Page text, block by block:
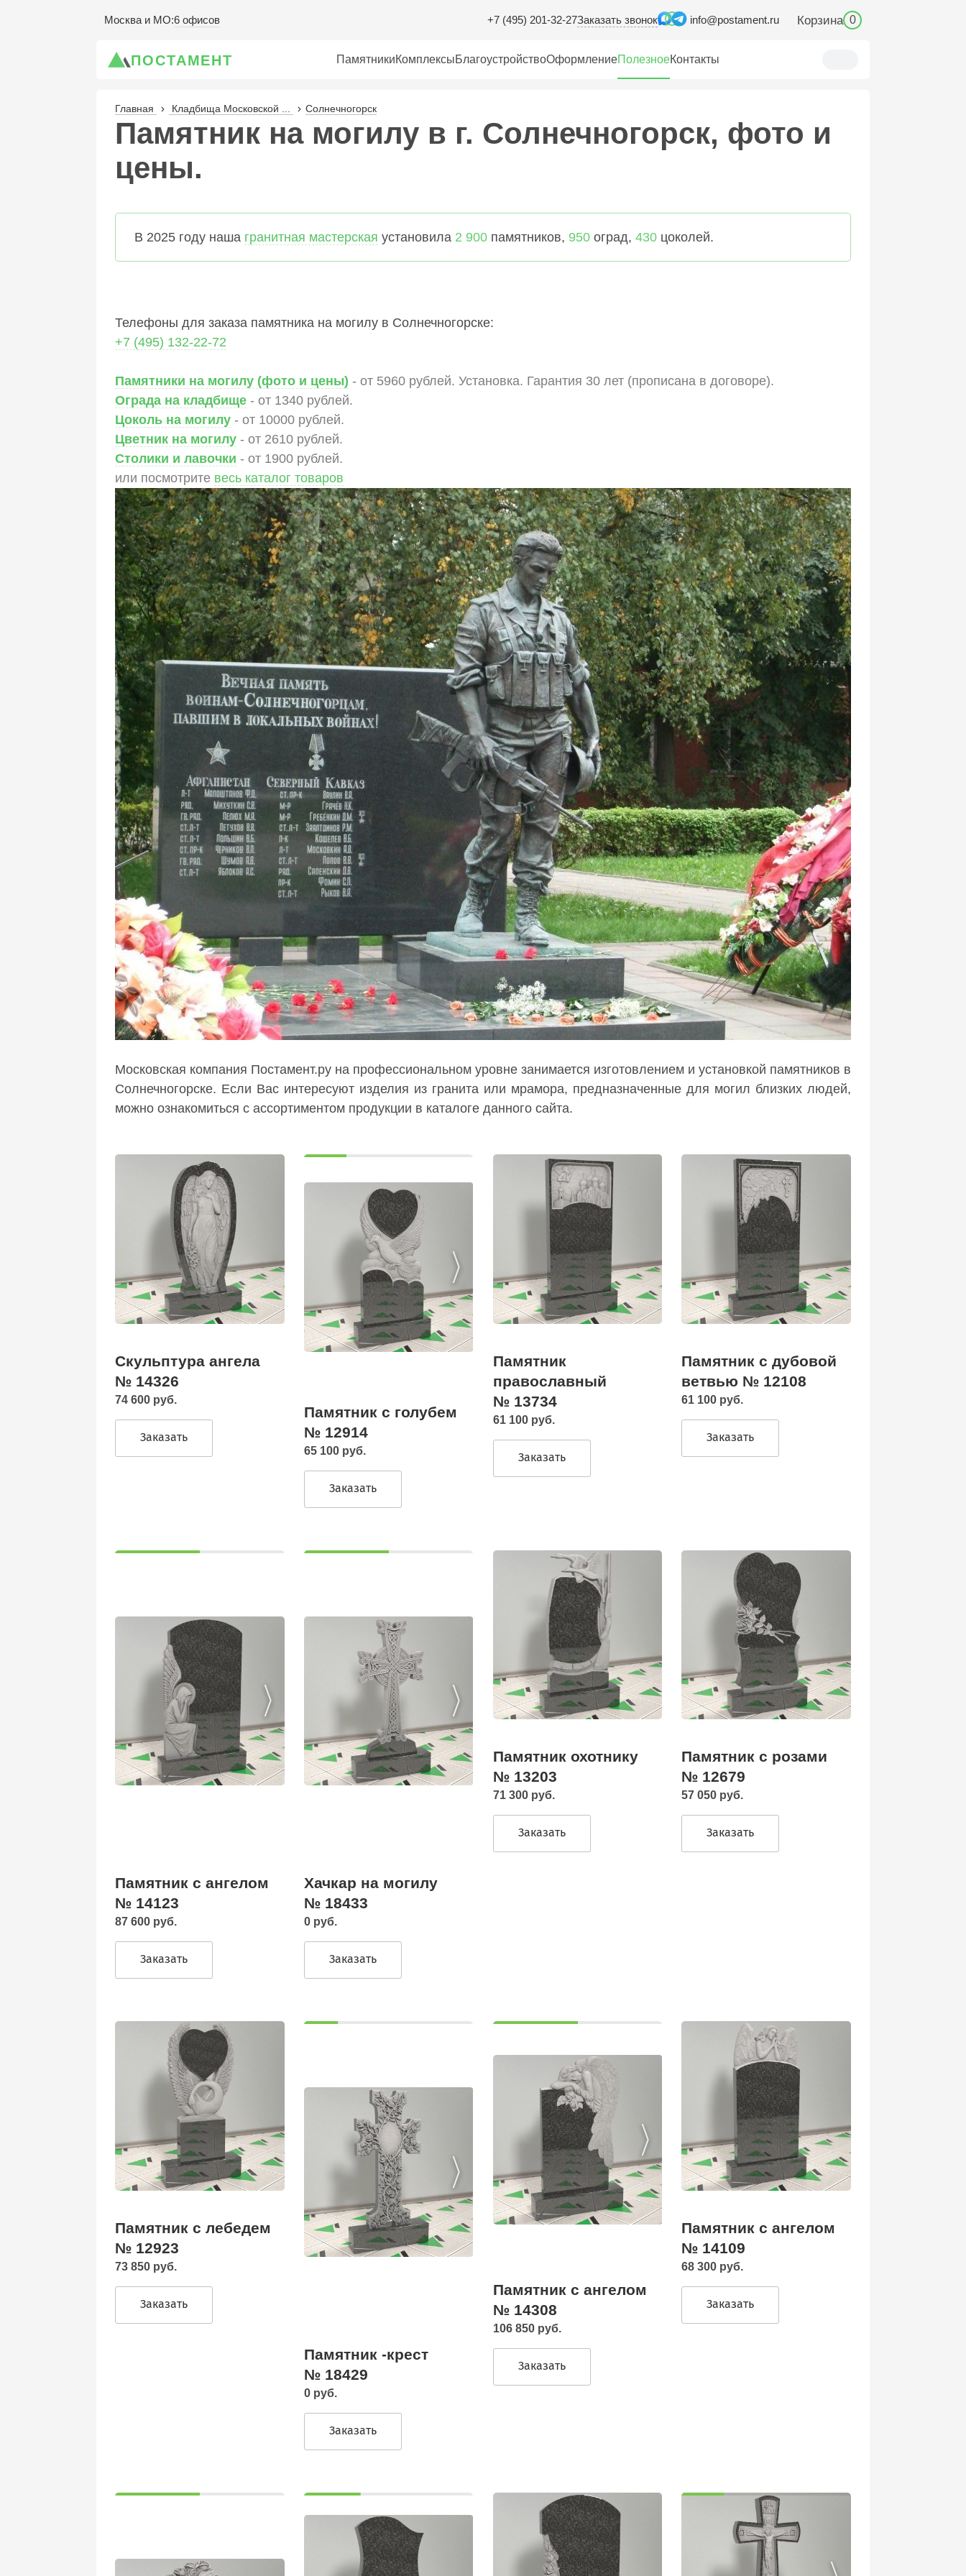
Москва и МО:6 офисов +7 (495) 201-32-27Заказать звонок info@postament.ru Корзина 0
ПОСТАМЕНТ ПамятникиКомплексыБлагоустройствоОформлениеПолезноеКонтакты
Главная Кладбища Московской ... Солнечногорск
Памятник на могилу в г. Солнечногорск, фото и
цены.
В 2025 году наша гранитная мастерская установила 2 900 памятников, 950 оград, 430 цоколей.
Телефоны для заказа памятника на могилу в Солнечногорске:
+7 (495) 132-22-72
Памятники на могилу (фото и цены) - от 5960 рублей. Установка. Гарантия 30 лет (прописана в договоре).
Ограда на кладбище - от 1340 рублей.
Цоколь на могилу - от 10000 рублей.
Цветник на могилу - от 2610 рублей.
Столики и лавочки - от 1900 рублей.
или посмотрите весь каталог товаров
Московская компания Постамент.ру на профессиональном уровне занимается изготовлением и установкой памятников в
Солнечногорске. Если Вас интересуют изделия из гранита или мрамора, предназначенные для могил близких людей,
можно ознакомиться с ассортиментом продукции в каталоге данного сайта.
Скульптура ангела
№ 14326
74 600 руб.
Заказать
Памятник с голубем
№ 12914
65 100 руб.
Заказать
Памятник
православный
№ 13734
61 100 руб.
Заказать
Памятник с дубовой
ветвью № 12108
61 100 руб.
Заказать
Памятник с ангелом
№ 14123
87 600 руб.
Заказать
Хачкар на могилу
№ 18433
0 руб.
Заказать
Памятник охотнику
№ 13203
71 300 руб.
Заказать
Памятник с розами
№ 12679
57 050 руб.
Заказать
Памятник с лебедем
№ 12923
73 850 руб.
Заказать
Памятник -крест
№ 18429
0 руб.
Заказать
Памятник с ангелом
№ 14308
106 850 руб.
Заказать
Памятник с ангелом
№ 14109
68 300 руб.
Заказать